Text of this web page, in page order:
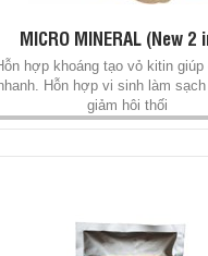
MICRO MINERAL (New 2
hợp khoáng tạo vỏ kitin
Hỗn hợp vi sinh làm
giảm hôi thối